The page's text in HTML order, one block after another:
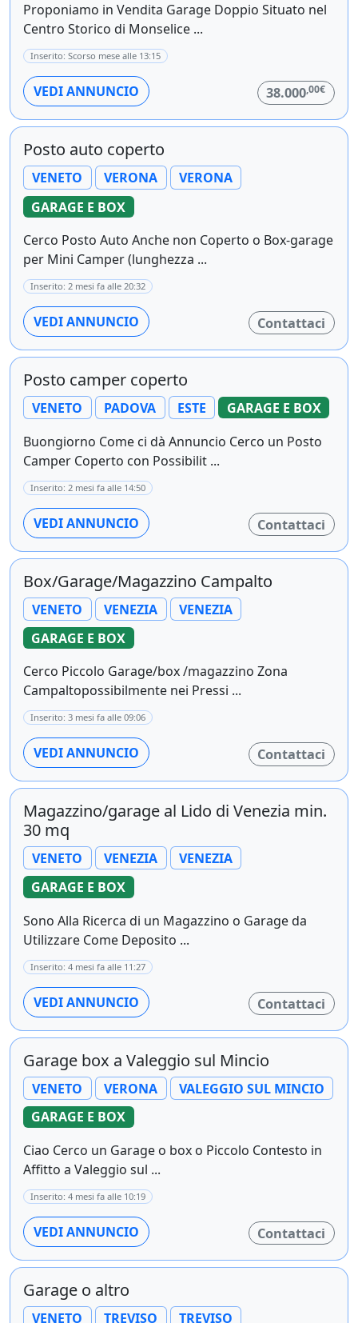
Proponiamo in Vendita Garage Doppio Situato nel
Centro Storico di Monselice ...
Inserito: Scorso mese alle 13:15
VEDI ANNUNCIO 38.000,00€
Posto auto coperto
VENETO VERONA
VERONA
GARAGE E BOX
Cerco Posto Auto Anche non Coperto o Box-garage
per Mini Camper (lunghezza ...
Inserito: 2 mesi fa alle 20:32
VEDI ANNUNCIO Contattaci
Posto camper coperto
VENETO PADOVA ESTE
GARAGE E BOX
Buongiorno Come ci dà Annuncio Cerco un Posto
Camper Coperto con Possibilit ...
Inserito: 2 mesi fa alle 14:50
VEDI ANNUNCIO Contattaci
Box/Garage/Magazzino Campalto
VENETO VENEZIA
VENEZIA
GARAGE E BOX
Cerco Piccolo Garage/box /magazzino Zona
Campaltopossibilmente nei Pressi ...
Inserito: 3 mesi fa alle 09:06
VEDI ANNUNCIO Contattaci
Magazzino/garage al Lido di Venezia min.
30 mq
VENETO VENEZIA
VENEZIA
GARAGE E BOX
Sono Alla Ricerca di un Magazzino o Garage da
Utilizzare Come Deposito ...
Inserito: 4 mesi fa alle 11:27
VEDI ANNUNCIO Contattaci
Garage box a Valeggio sul Mincio
VENETO VERONA
VALEGGIO SUL MINCIO
GARAGE E BOX
Ciao Cerco un Garage o box o Piccolo Contesto in
Affitto a Valeggio sul ...
Inserito: 4 mesi fa alle 10:19
VEDI ANNUNCIO Contattaci
Garage o altro
VENETO TREVISO TREVISO